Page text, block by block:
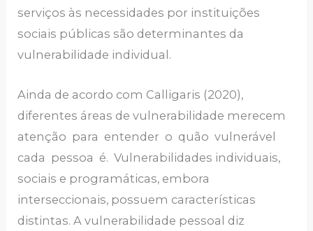
serviços às necessidades por instituições
sociais públicas são determinantes da
vulnerabilidade individual.
Ainda de acordo com Calligaris (2020),
diferentes áreas de vulnerabilidade merecem
atenção para entender o quão vulnerável
cada pessoa é. Vulnerabilidades individuais,
sociais e programáticas, embora
interseccionais, possuem características
distintas. A vulnerabilidade pessoal diz